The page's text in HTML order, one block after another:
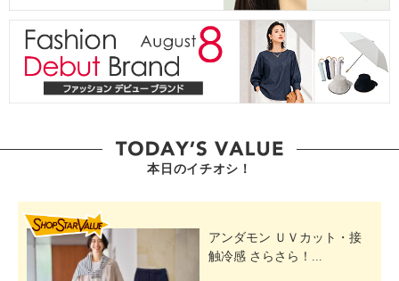
本日のイチオシ！
アンダモン ＵＶカット・接
触冷感 さらさら！...